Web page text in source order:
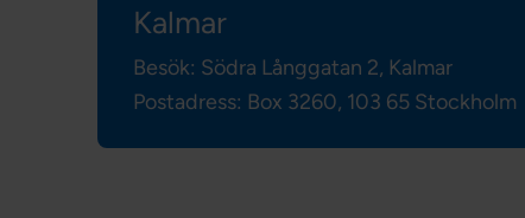
Kalmar
Besök: Södra Långgatan 2, Kalmar
Postadress: Box 3260, 103 65 Stockholm